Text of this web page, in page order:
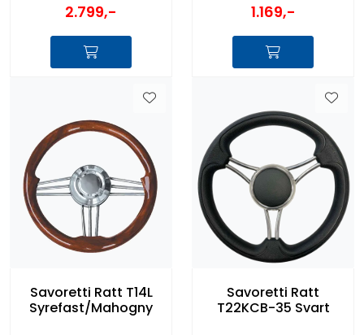
2.799,- 1.169,-
Savoretti Ratt T14L
Syrefast/Mahogny
Savoretti Ratt
T22KCB-35 Svart